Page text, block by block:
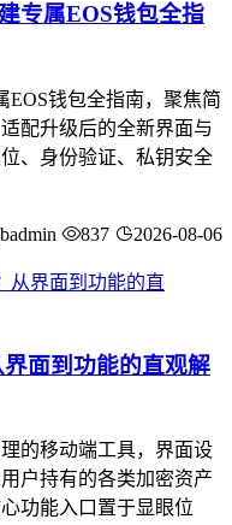
专属EOS钱包全指
EOS钱包全指南，聚焦简
配升级后的全新界面与
、身份验证、私钥安全
837 2026-08-06
面到功能的直观解
的移动端工具，界面设
户持有的各类加密资产
功能入口置于显眼位